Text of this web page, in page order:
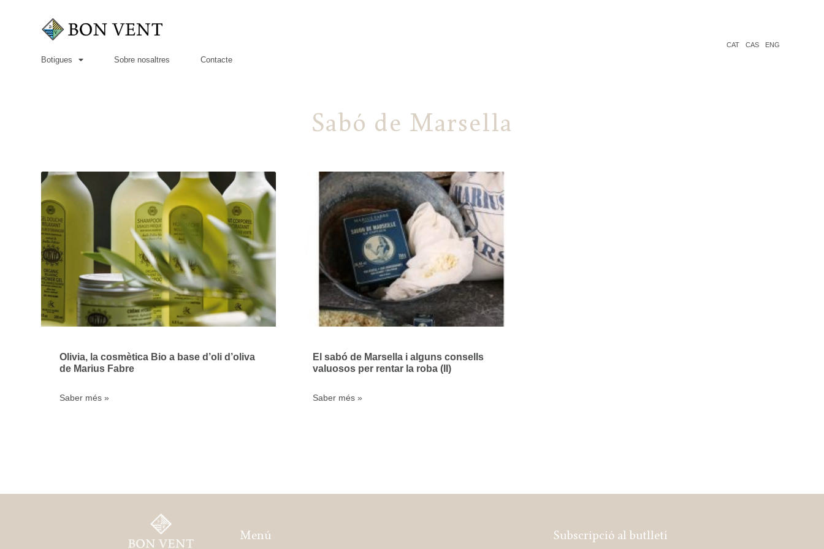
Botigues Sobre nosaltres Contacte
CAT CAS ENG
Sabó de Marsella
Olivia, la cosmètica Bio a base d’oli d’oliva
de Marius Fabre
Saber més »
El sabó de Marsella i alguns consells
valuosos per rentar la roba (II)
Saber més »
Menú Subscripció al butlletí